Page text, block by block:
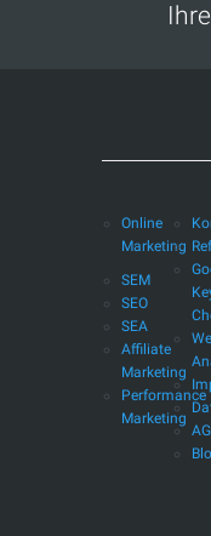
Online
Marketing
SEM
SEO
SEA
Affiliate
Marketing
Performance
Marketing